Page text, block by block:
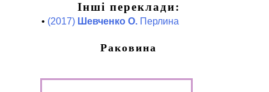
Інші переклади:
• (2017) Шевченко О.Перлина
Раковина